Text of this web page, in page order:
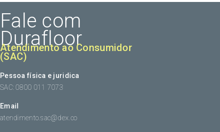
Fale com
Durafloor
Atendimento ao Consumidor
(SAC)
Pessoa física e juridica
SAC: 0800 011 7073
Email
atendimento.sac@dex.co